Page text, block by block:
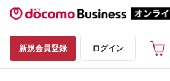
新規会員登録 ログイン